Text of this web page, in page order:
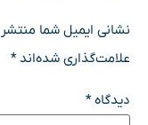
نشانی ایمیل شما
علامت‌گذاری شده‌اند*
دیدگاه*